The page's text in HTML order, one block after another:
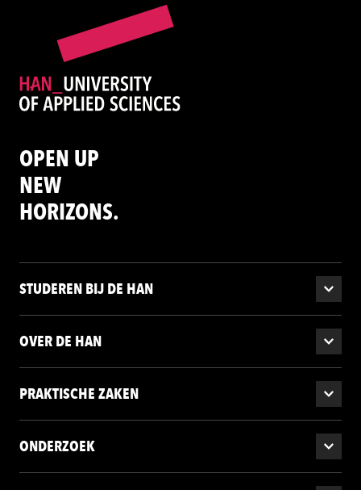
OPEN UP
NEW
HORIZONS.
STUDEREN BIJ DE HAN
OVER DE HAN
PRAKTISCHE ZAKEN
ONDERZOEK